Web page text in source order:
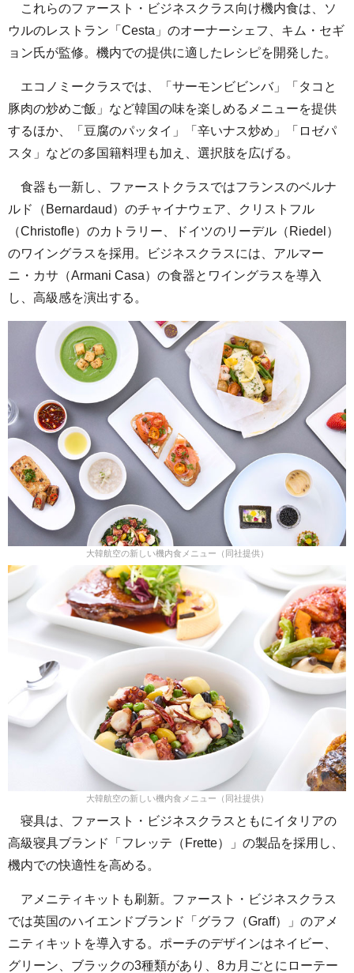
これらのファースト・ビジネスクラス向け機内食は、ソ
ウルのレストラン「Cesta」のオーナーシェフ、キム・セギ
ョン氏が監修。機内での提供に適したレシピを開発した。
エコノミークラスでは、「サーモンビビンバ」「タコと
豚肉の炒めご飯」など韓国の味を楽しめるメニューを提供
するほか、「豆腐のパッタイ」「辛いナス炒め」「ロゼパ
スタ」などの多国籍料理も加え、選択肢を広げる。
食器も一新し、ファーストクラスではフランスのベルナ
ルド（Bernardaud）のチャイナウェア、クリストフル
（Christofle）のカトラリー、ドイツのリーデル（Riedel）
のワイングラスを採用。ビジネスクラスには、アルマー
ニ・カサ（Armani Casa）の食器とワイングラスを導入
し、高級感を演出する。
大韓航空の新しい機内食メニュー（同社提供）
大韓航空の新しい機内食メニュー（同社提供）
寝具は、ファースト・ビジネスクラスともにイタリアの
高級寝具ブランド「フレッテ（Frette）」の製品を採用し、
機内での快適性を高める。
アメニティキットも刷新。ファースト・ビジネスクラス
では英国のハイエンドブランド「グラフ（Graff）」のアメ
ニティキットを導入する。ポーチのデザインはネイビー、
グリーン、ブラックの3種類があり、8カ月ごとにローテー